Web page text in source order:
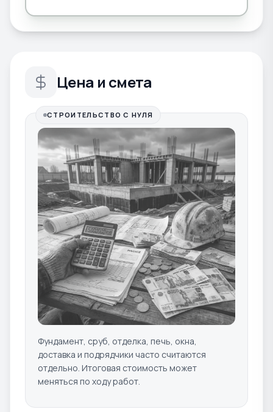
Цена и смета
СТРОИТЕЛЬСТВО С НУЛЯ
Фундамент, сруб, отделка, печь, окна,
доставка и подрядчики часто считаются
отдельно. Итоговая стоимость может
меняться по ходу работ.